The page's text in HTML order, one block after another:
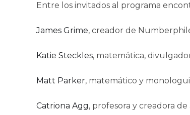
Entre los invitados al programa
James Grime, creador de
Katie Steckles, matemática,
Matt Parker, matemático y
Catriona Agg, profesora y creadora